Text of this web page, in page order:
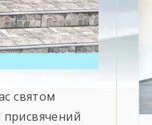
святом
присвячений